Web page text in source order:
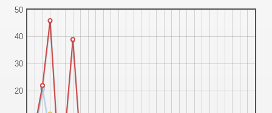
20
30
40
50